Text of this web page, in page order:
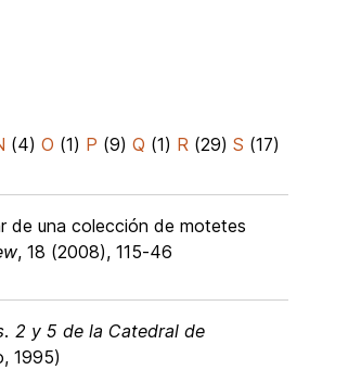
(4)O (1) P (9)Q (1) R (29)S (17)
de una colección de motetes
, 18 (2008), 115-46
2 y 5 de la Catedral de
1995)